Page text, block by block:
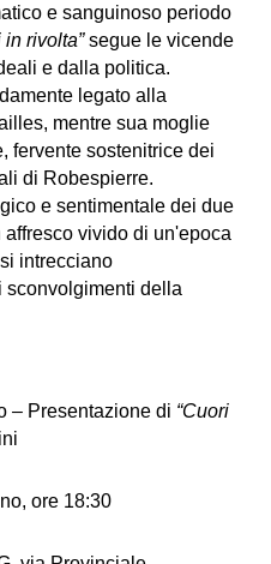
e sanguinoso periodo
in rivolta”segue le vicende
e dalla politica.
legato alla
mentre sua moglie
fervente sostenitrice dei
di Robespierre.
e sentimentale dei due
vivido di un'epoca
intrecciano
sconvolgimenti della
– Presentazione di “Cuori
ore 18:30